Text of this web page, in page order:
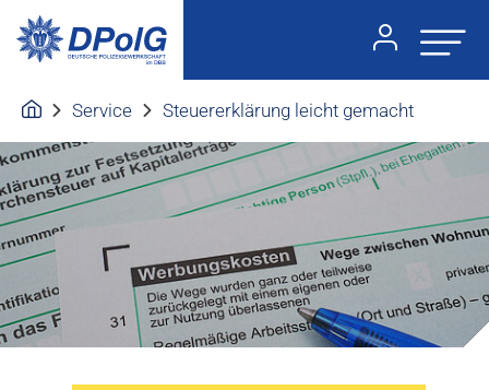
Service Steuererklärung leicht gemacht